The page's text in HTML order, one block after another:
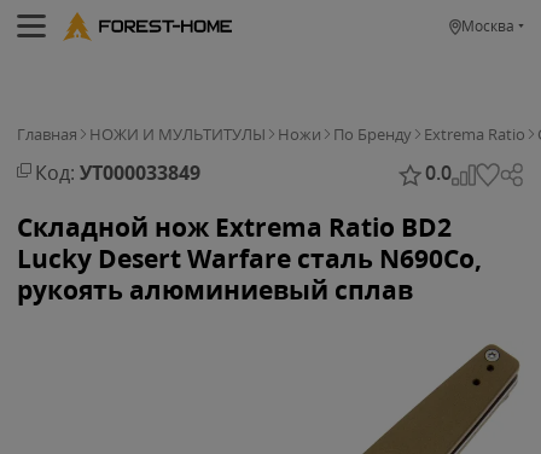
Москва
Главная НОЖИ И МУЛЬТИТУЛЫ Ножи По Бренду Extrema Ratio
Код: УТ000033849 0.0
Складной нож Extrema Ratio BD2
Lucky Desert Warfare cталь N690Co,
рукоять алюминиевый сплав